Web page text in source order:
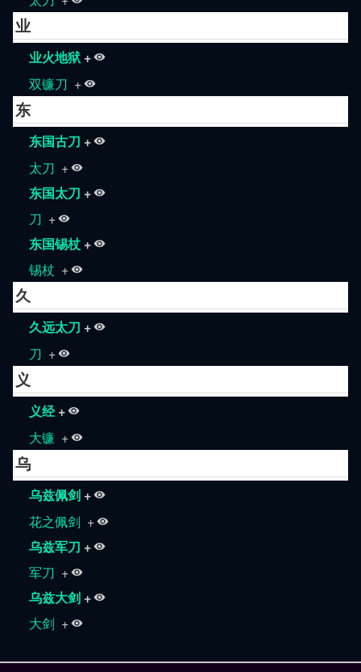
业
业火地狱 +
双镰刀 +
东
东国古刀 +
太刀 +
东国太刀 +
刀 +
东国锡杖 +
锡杖 +
久
久远太刀 +
刀 +
义
义经 +
大镰 +
乌
乌兹佩剑 +
花之佩剑 +
乌兹军刀 +
军刀 +
乌兹大剑 +
大剑 +